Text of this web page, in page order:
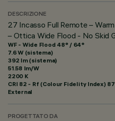
DESCRIZIONE
27 Incasso Full Remote –
– Ottica Wide Flood - No Skid
WF - Wide Flood 48° / 64°
7.6 W (sistema)
392 lm (sistema)
51.58 lm/W
2200 K
CRI 82 - Rf (Colour Fidelity Index)
External
PROGETTATO DA